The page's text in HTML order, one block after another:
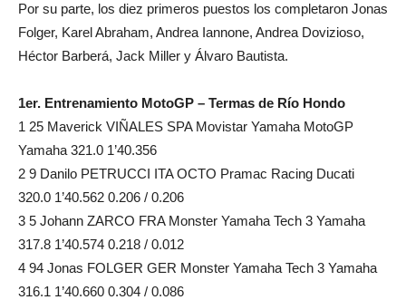
Por su parte, los diez primeros puestos los completaron Jonas
Folger, Karel Abraham, Andrea Iannone, Andrea Dovizioso,
Héctor Barberá, Jack Miller y Álvaro Bautista.
1er. Entrenamiento MotoGP – Termas de Río Hondo
1 25 Maverick VIÑALES SPA Movistar Yamaha MotoGP
Yamaha 321.0 1’40.356
2 9 Danilo PETRUCCI ITA OCTO Pramac Racing Ducati
320.0 1’40.562 0.206 / 0.206
3 5 Johann ZARCO FRA Monster Yamaha Tech 3 Yamaha
317.8 1’40.574 0.218 / 0.012
4 94 Jonas FOLGER GER Monster Yamaha Tech 3 Yamaha
316.1 1’40.660 0.304 / 0.086